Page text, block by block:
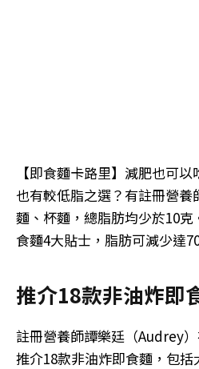
【即食麵卡路里】減肥也可
也有較低脂之選？有註冊營養
麵、杯麵，總脂肪均少於10
食麵4大貼士，脂肪可減少達
推介18款非油炸即
註冊營養師譚樂廷（Audrey
推介18款非油炸即食麵，包括